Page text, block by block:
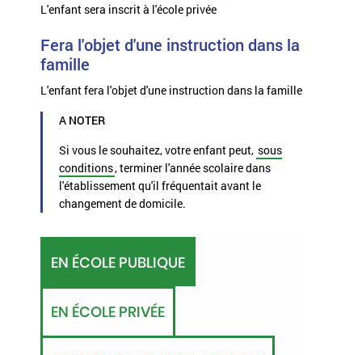
L'enfant sera inscrit à l'école privée
Fera l'objet d'une instruction dans la
famille
L'enfant fera l'objet d'une instruction dans la famille
A NOTER
Si vous le souhaitez, votre enfant peut, sous
conditions, terminer l'année scolaire dans
l'établissement qu'il fréquentait avant le
changement de domicile.
EN ÉCOLE PUBLIQUE
EN ÉCOLE PRIVÉE